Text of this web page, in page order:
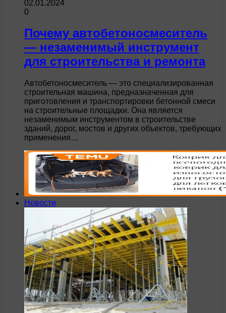
02.01.2024
0
Почему автобетоносмеситель
— незаменимый инструмент
для строительства и ремонта
Автобетоносмеситель — это специализированная
строительная машина, предназначенная для
приготовления и транспортировки бетонной смеси
на строительные площадки. Она является
незаменимым инструментом в строительстве
зданий, дорог, мостов и других объектов, требующих
применения…
Новости